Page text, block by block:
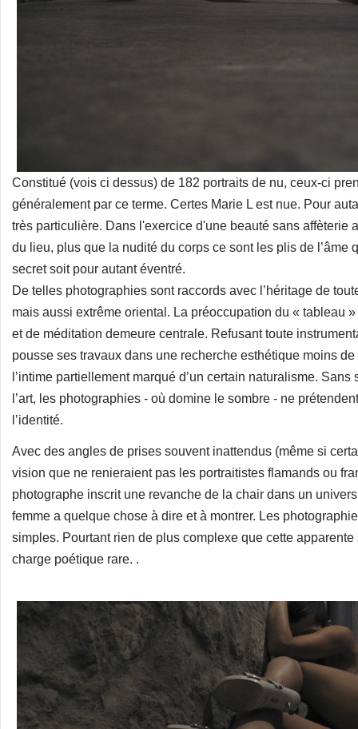
Constitué (vois ci dessus) de 182 portraits de nu, ceux-ci
généralement par ce terme. Certes Marie L est nue. Pour
très particulière. Dans l'exercice d'une beauté sans affèterie
du lieu, plus que la nudité du corps ce sont les plis de l’âme
secret soit pour autant éventré.
De telles photographies sont raccords avec l’héritage de
mais aussi extrême oriental. La préoccupation du « tableau
et de méditation demeure centrale. Refusant toute
pousse ses travaux dans une recherche esthétique moins
l’intime partiellement marqué d’un certain naturalisme.
l’art, les photographies - où domine le sombre - ne
l’identité.
Avec des angles de prises souvent inattendus (même si
vision que ne renieraient pas les portraitistes flamands ou
photographe inscrit une revanche de la chair dans un
femme a quelque chose à dire et à montrer. Les
simples. Pourtant rien de plus complexe que cette
charge poétique rare. .